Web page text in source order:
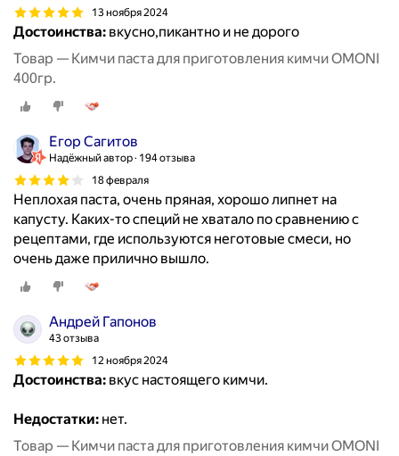
13 ноября 2024
Достоинства: вкусно,пикантно и не дорого
Товар — Кимчи паста для приготовления кимчи OMONI
400гр.
Егор Сагитов
Надёжный автор 194 отзыва
18 февраля
Неплохая паста, очень пряная, хорошо липнет на
капусту. Каких-то специй не хватало по сравнению с
рецептами, где используются неготовые смеси, но
очень даже прилично вышло.
Андрей Гапонов
43 отзыва
12 ноября 2024
Достоинства: вкус настоящего кимчи.
Недостатки: нет.
Товар — Кимчи паста для приготовления кимчи OMONI